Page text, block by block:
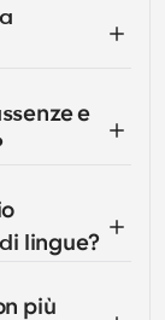
e
lingue?
più